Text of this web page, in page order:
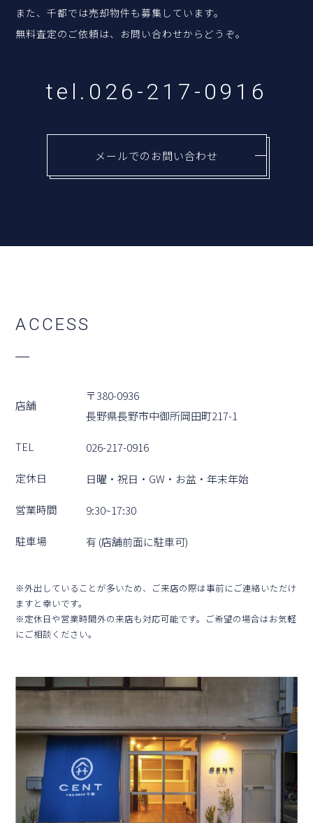
また、千都では売却物件も募集しています。
無料査定のご依頼は、お問い合わせからどうぞ。
tel.026-217-0916
メールでのお問い合わせ
ACCESS
店舗
〒380-0936
⻑野県⻑野市中御所岡⽥町217-1
TEL 026-217-0916
定休⽇ ⽇曜・祝⽇・GW・お盆・年末年始
営業時間 9:30~17:30
駐⾞場 有 (店舗前⾯に駐⾞可)
※外出していることが多いため、ご来店の際は事前にご連絡いただけ
ますと幸いです。
※定休⽇や営業時間外の来店も対応可能です。ご希望の場合はお気軽
にご相談ください。